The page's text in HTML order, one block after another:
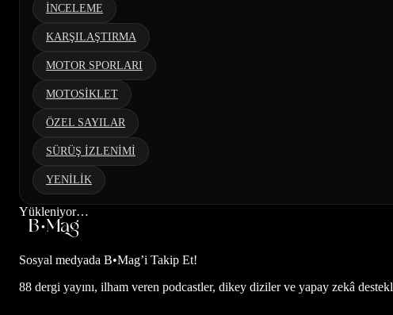
İNCELEME
KARŞILAŞTIRMA
MOTOR SPORLARI
MOTOSİKLET
ÖZEL SAYILAR
SÜRÜŞ İZLENİMİ
YENİLİK
Yükleniyor…
Sosyal medyada B•Mag’i Takip Et!
88 dergi yayını, ilham veren podcastler, dikey diziler ve yapay zekâ